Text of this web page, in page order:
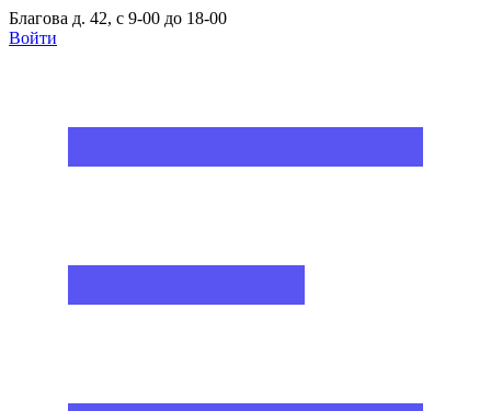
Благова д. 42, с 9-00 до 18-00
Войти